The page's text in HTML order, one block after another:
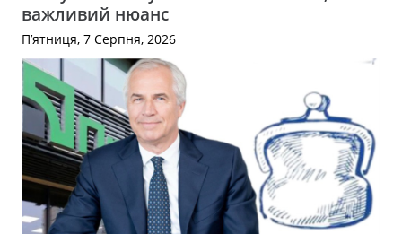
важливий нюанс
П’ятниця, 7 Серпня, 2026